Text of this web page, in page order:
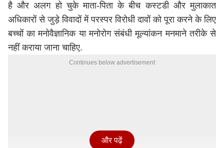
है और अलग हो चुके माता-पिता के बीच कस्टडी और मुलाकात
अधिकारों से जुड़े विवादों में परस्पर विरोधी दावों को पूरा करने के लिए
बच्चों का मनोवैज्ञानिक या मनोरोग संबंधी मूल्यांकन मनमाने तरीके से
नहीं कराया जाना चाहिए.
Continues below advertisement
और पढ़ें